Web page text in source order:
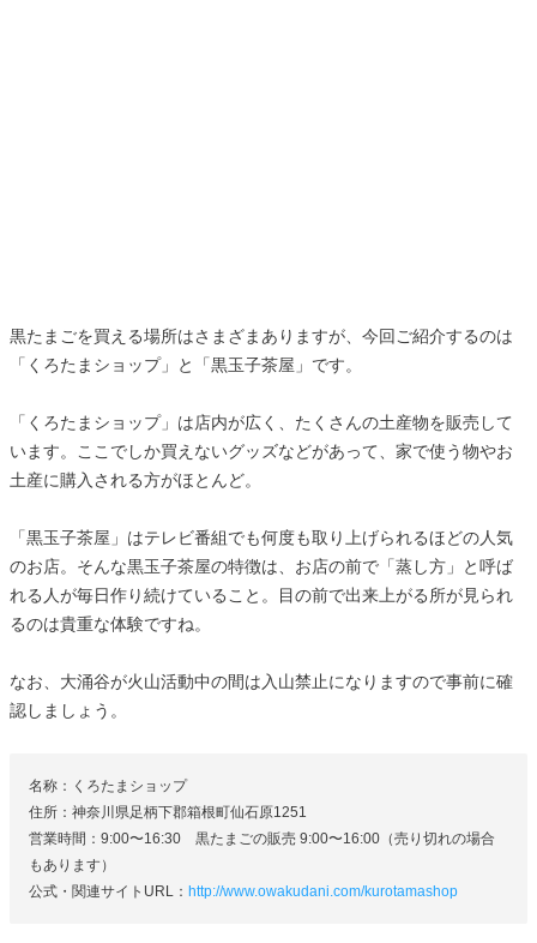
黒たまごを買える場所はさまざまありますが、今回ご紹介するのは
「くろたまショップ」と「黒玉子茶屋」です。
「くろたまショップ」は店内が広く、たくさんの土産物を販売して
います。ここでしか買えないグッズなどがあって、家で使う物やお
土産に購入される方がほとんど。
「黒玉子茶屋」はテレビ番組でも何度も取り上げられるほどの人気
のお店。そんな黒玉子茶屋の特徴は、お店の前で「蒸し方」と呼ば
れる人が毎日作り続けていること。目の前で出来上がる所が見られ
るのは貴重な体験ですね。
なお、大涌谷が火山活動中の間は入山禁止になりますので事前に確
認しましょう。
名称：くろたまショップ
住所：神奈川県足柄下郡箱根町仙石原1251
営業時間：9:00〜16:30 黒たまごの販売 9:00〜16:00（売り切れの場合
もあります）
公式・関連サイトURL： http://www.owakudani.com/kurotamashop